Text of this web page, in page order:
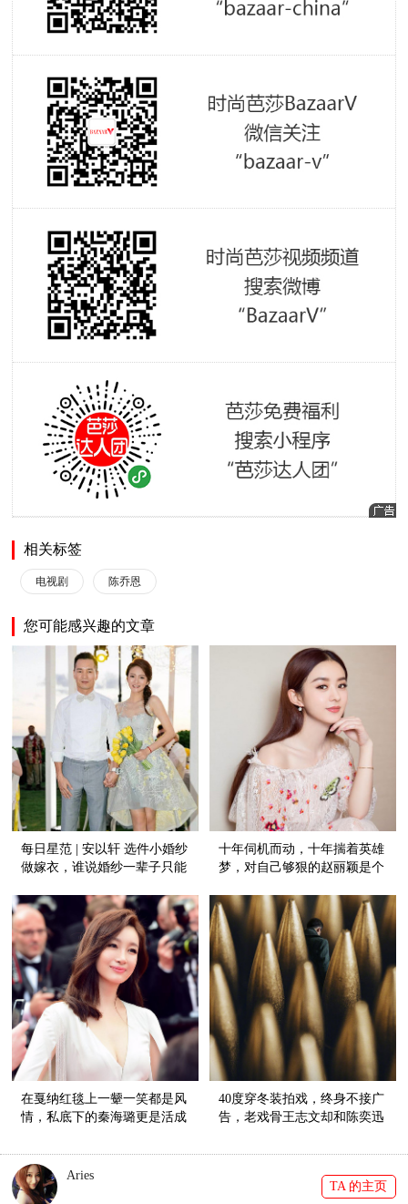
相关标签
电视剧 陈乔恩
您可能感兴趣的文章
每日星范 | 安以轩 选件小婚纱
做嫁衣，谁说婚纱一辈子只能
十年伺机而动，十年揣着英雄
梦，对自己够狠的赵丽颖是个
在戛纳红毯上一颦一笑都是风
情，私底下的秦海璐更是活成
40度穿冬装拍戏，终身不接广
告，老戏骨王志文却和陈奕迅
Aries
TA 的主页